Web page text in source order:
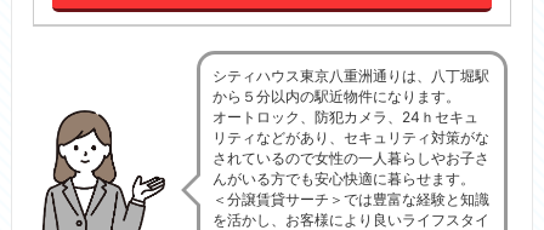
シティハウス東京八重洲通りは、八丁堀駅
から５分以内の駅近物件になります。
オートロック、防犯カメラ、24ｈセキュ
リティなどがあり、セキュリティ対策がな
されているので女性の一人暮らしやお子さ
んがいる方でも安心快適に暮らせます。
＜分譲賃貸サーチ＞では豊富な経験と知識
を活かし、お客様により良いライフスタイ